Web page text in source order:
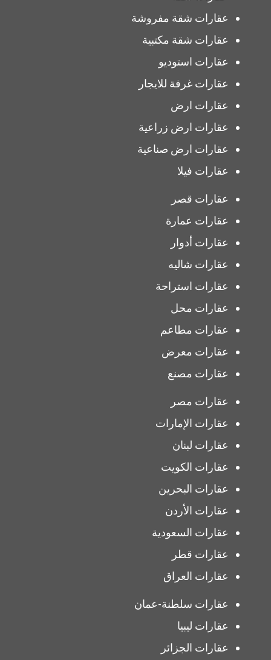
عقارات شقة مفروشة
عقارات شقة مكتبية
عقارات استوديو
عقارات غرفة للايجار
عقارات ارض
عقارات ارض زراعية
عقارات ارض صناعية
عقارات فيلا
عقارات قصر
عقارات عمارة
عقارات أدوار
عقارات شاليه
عقارات استراحة
عقارات محل
عقارات مطاعم
عقارات معرض
عقارات مصنع
عقارات مصر
عقارات الإمارات
عقارات لبنان
عقارات الكويت
عقارات البحرين
عقارات الأردن
عقارات السعودية
عقارات قطر
عقارات العراق
عقارات سلطنة-عمان
عقارات ليبيا
عقارات الجزائر